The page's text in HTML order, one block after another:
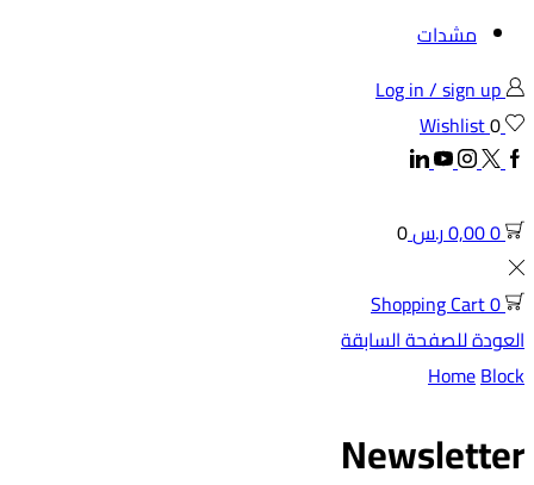
مشدات
Log in / sign up
Wishlist0
Facebook
Twitter
Instagram
Youtube
Linkedin
0
0,00ر.س0
0
Shopping Cart
العودة للصفحة السابقة
HomeBlock
Newsletter